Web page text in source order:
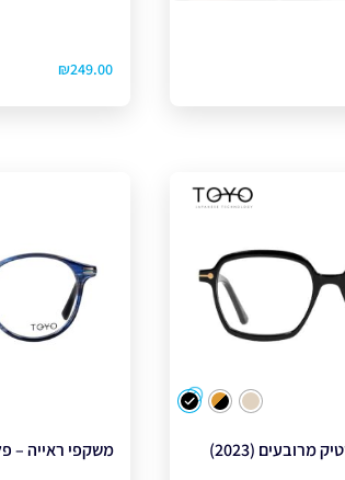
₪249.00
(2023)
צבע
משקפי ראייה –